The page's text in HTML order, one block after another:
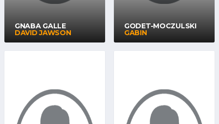
GNABA GALLE
DAVID JAWSON
GODET-MOCZULSKI
GABIN